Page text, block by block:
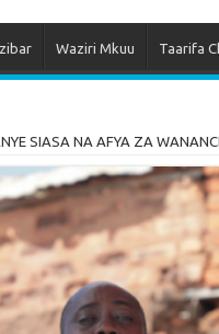
Waziri Mkuu Taarifa
SIASA NA AFYA ZA